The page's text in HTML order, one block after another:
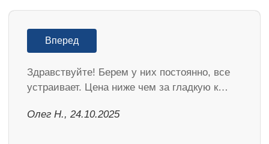
Вперед
Здравствуйте! Берем у них постоянно, все
устраивает. Цена ниже чем за гладкую к…
Олег Н., 24.10.2025